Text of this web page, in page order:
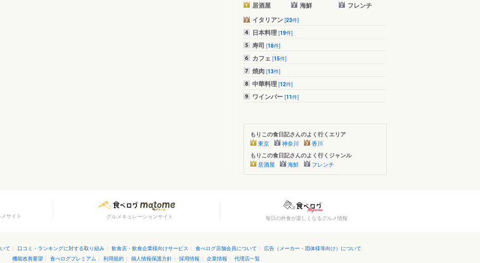
居酒屋 海鮮
フレンチ
イタリアン [23件]
日本料理 [19件]
寿司 [18件]
カフェ [15件]
焼肉 [13件]
中華料理 [12件]
ワインバー [11件]
もりこの食日記さんのよく行くエリア
東京 神奈川 香川
もりこの食日記さんのよく行くジャンル
居酒屋 海鮮 フレンチ
サイト グルメキュレーションサイト 毎日の外食が楽しくなるグルメ情報
て | 口コミ・ランキングに対する取り組み | 飲食店・飲食企業様向けサービス | 食べログ店舗会員について | 広告（メーカー・団体様等向け）について
機能改善要望 | 食べログプレミアム | 利用規約 | 個人情報保護方針 | 採用情報 | 企業情報 | 代理店一覧